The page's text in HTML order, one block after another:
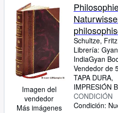
Imagen del
vendedor
Más imágenes
Studium
Bound]
Schultze, Fritz
Librería:
IndiaGyan
Vendedor de
TAPA DURA
IMPRESIÓN
CONDICIÓN
Condición: